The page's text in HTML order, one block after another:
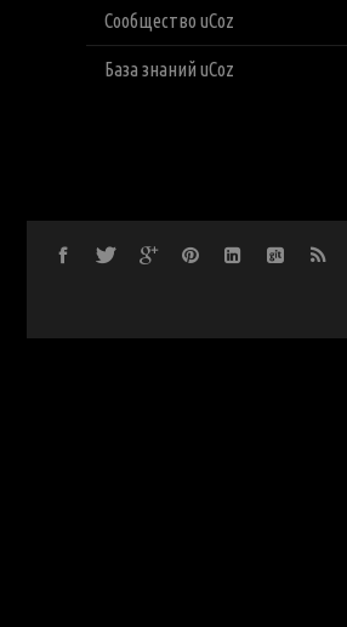
Сообщество uCoz
База знаний uCoz